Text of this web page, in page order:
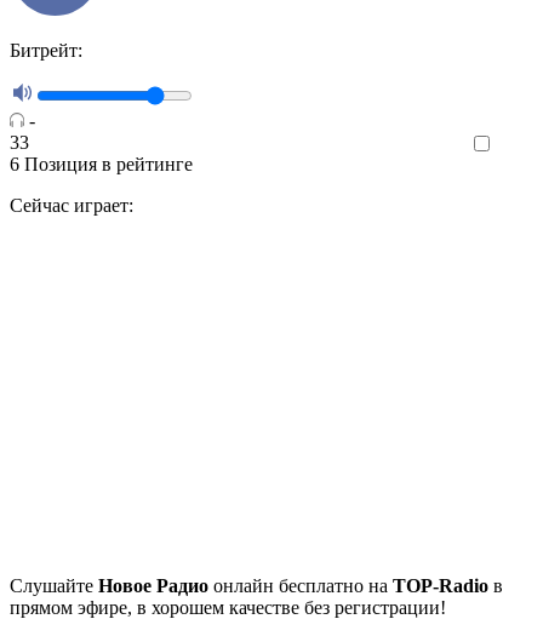
Битрейт:
-
33
6 Позиция в рейтинге
Сейчас играет:
Cлушайте Новое Радио онлайн бесплатно на TOP-Radio в
прямом эфире, в хорошем качестве без регистрации!